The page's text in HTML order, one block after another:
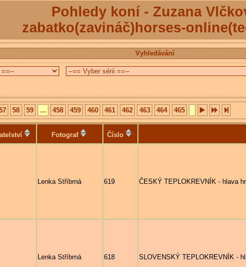
Pohledy koní - Zuzana
zabatko(zavináč)horses-
Vyhledávání
58 59 ... 458 459 460 461 462 463 464 465
Fotograf Číslo
Lenka Stříbrná 619 ČESKÝ TEPLOKREVNÍK - hlava
Lenka Stříbrná 618 SLOVENSKÝ TEPLOKREVNÍK -